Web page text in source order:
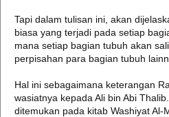
Tapi dalam tulisan ini, akan
biasa yang terjadi pada setiap
mana setiap bagian tubuh akan
perpisahan para bagian tubuh
Hal ini sebagaimana keterangan
wasiatnya kepada Ali bin Abi
ditemukan pada kitab Washiyat Al-